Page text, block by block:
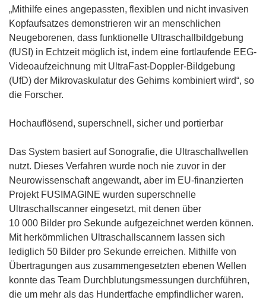
n
e
u
e
m
F
s
e
r
)
„Mithilfe eines angepassten, flexiblen und nicht invasiven
Kopfaufsatzes demonstrieren wir an menschlichen
Neugeborenen, dass funktionelle Ultraschallbildgebung
(fUSI) in Echtzeit möglich ist, indem eine fortlaufende EEG-
Videoaufzeichnung mit UltraFast-Doppler-Bildgebung
(UfD) der Mikrovaskulatur des Gehirns kombiniert wird“, so
die Forscher.
Hochauflösend, superschnell, sicher und portierbar
Das System basiert auf Sonografie, die Ultraschallwellen
nutzt. Dieses Verfahren wurde noch nie zuvor in der
Neurowissenschaft angewandt, aber im EU-finanzierten
Projekt FUSIMAGINE wurden superschnelle
Ultraschallscanner eingesetzt, mit denen über
10 000 Bilder pro Sekunde aufgezeichnet werden können.
Mit herkömmlichen Ultraschallscannern lassen sich
lediglich 50 Bilder pro Sekunde erreichen. Mithilfe von
Übertragungen aus zusammengesetzten ebenen Wellen
konnte das Team Durchblutungsmessungen durchführen,
die um mehr als das Hundertfache empfindlicher waren.